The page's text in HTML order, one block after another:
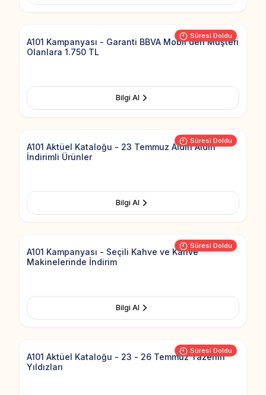
Süresi Doldu
Add to
A101 Kampanyası - Garanti BBVA Mobil'den Müşteri
Olanlara 1.750 TL
Bilgi Al
Süresi Doldu
Add to
A101 Aktüel Kataloğu - 23 Temmuz Aldın Aldın
İndirimli Ürünler
Bilgi Al
Süresi Doldu
Add to
A101 Kampanyası - Seçili Kahve ve Kahve
Makinelerinde İndirim
Bilgi Al
Süresi Doldu
Add to
A101 Aktüel Kataloğu - 23 - 26 Temmuz Tazenin
Yıldızları